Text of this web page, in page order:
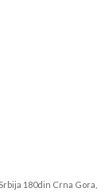
180din Crna Gora,